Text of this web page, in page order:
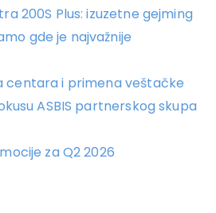
200S Plus: izuzetne gejming
gde je najvažnije
centara i primena veštačke
ASBIS partnerskog skupa
za Q2 2026